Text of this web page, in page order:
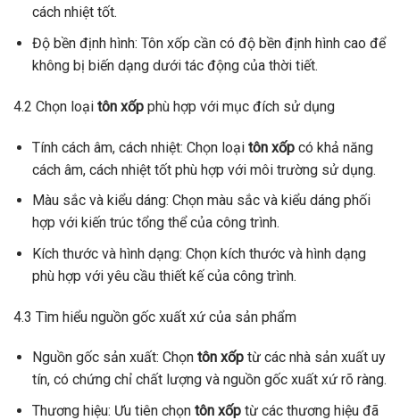
cách nhiệt tốt.
Độ bền định hình: Tôn xốp cần có độ bền định hình cao để
không bị biến dạng dưới tác động của thời tiết.
4.2 Chọn loại tôn xốp phù hợp với mục đích sử dụng
Tính cách âm, cách nhiệt: Chọn loại tôn xốpcó khả năng
cách âm, cách nhiệt tốt phù hợp với môi trường sử dụng.
Màu sắc và kiểu dáng: Chọn màu sắc và kiểu dáng phối
hợp với kiến trúc tổng thể của công trình.
Kích thước và hình dạng: Chọn kích thước và hình dạng
phù hợp với yêu cầu thiết kế của công trình.
4.3 Tìm hiểu nguồn gốc xuất xứ của sản phẩm
Nguồn gốc sản xuất: Chọn tôn xốptừ các nhà sản xuất uy
tín, có chứng chỉ chất lượng và nguồn gốc xuất xứ rõ ràng.
Thương hiệu: Ưu tiên chọn tôn xốptừ các thương hiệu đã